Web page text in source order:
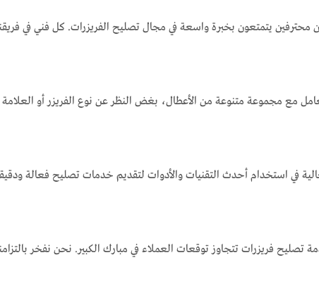
محترفين يتمتعون بخبرة واسعة في مجال تصليح الفريزرات. كل فني في
مع مجموعة متنوعة من الأعطال، بغض النظر عن نوع الفريزر أو
في استخدام أحدث التقنيات والأدوات لتقديم خدمات تصليح فعالة
تصليح فريزرات تتجاوز توقعات العملاء في مبارك الكبير. نحن نفخر